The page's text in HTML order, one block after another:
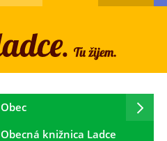
Obec
Obecná knižnica Ladce